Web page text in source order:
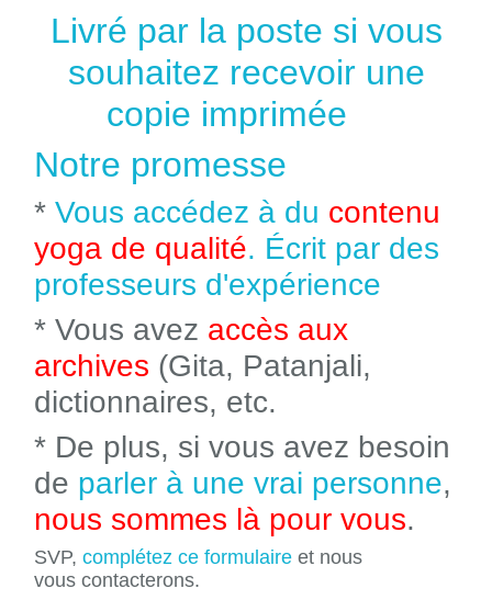
Livré par la poste si vous
souhaitez recevoir une
copie imprimée
Notre promesse
* Vous accédez à du contenu
yoga de qualité. Écrit par des
professeurs d'expérience
* Vous avez accès aux
archives (Gita, Patanjali,
dictionnaires, etc.
* De plus, si vous avez besoin
de parler à une vrai personne,
nous sommes là pour vous.
SVP, complétez ce formulaire et nous
vous contacterons.